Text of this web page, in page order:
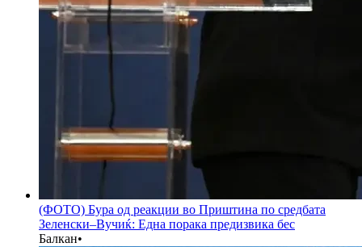
(ФОТО) Бура од реакции во Приштина по средбата
Зеленски–Вучиќ: Една порака предизвика бес
Балкан•